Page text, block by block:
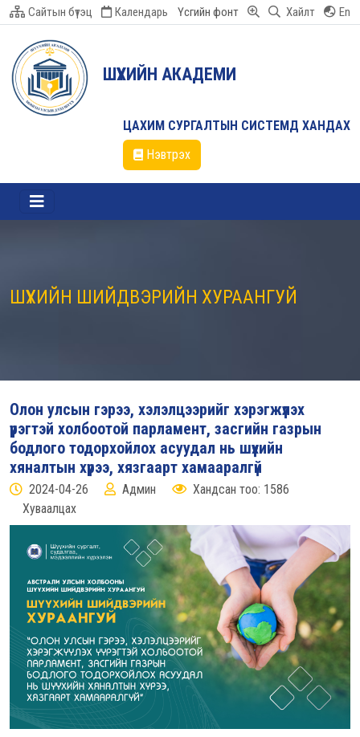
Сайтын бүтэц Календарь Үсгийн фонт Хайлт En
ШҮҮХИЙН АКАДЕМИ
ЦАХИМ СУРГАЛТЫН СИСТЕМД ХАНДАХ
Нэвтрэх
ШҮҮХИЙН ШИЙДВЭРИЙН ХУРААНГУЙ
Олон улсын гэрээ, хэлэлцээрийг хэрэгжүүлэх
үүрэгтэй холбоотой парламент, засгийн газрын
бодлого тодорхойлох асуудал нь шүүхийн
хяналтын хүрээ, хязгаарт хамааралгүй
2024-04-26 Админ
Хандсан тоо: 1586
Хуваалцах